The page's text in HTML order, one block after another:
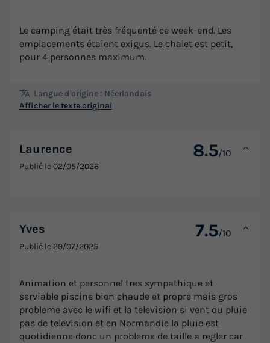
Le camping était très fréquenté ce week-end. Les
emplacements étaient exigus. Le chalet est petit,
pour 4 personnes maximum.
Langue d'origine : Néerlandais
Afficher le texte original
Laurence 8.5/10
Publié le02/05/2026
Yves 7.5/10
Publié le 29/07/2025
Animation et personnel tres sympathique et
serviable piscine bien chaude et propre mais gros
probleme avec le wifi et la television si vent ou pluie
pas de television et en Normandie la pluie est
quotidienne donc un probleme de taille a regler car